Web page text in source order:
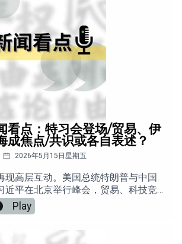
看点：特习会登场/贸易、伊
成焦点/共识或各自表述？
2026年5月15日星期五
现高层互动。美国总统特朗普与中国
近平在北京举行峰会，贸易、科技竞
题成为会谈焦点。习近平在强调双方
非对抗”的同时，也警告台湾议题若处理
导致严重冲突。外界普遍认为，这场
稳定关系的信号，但围绕关税、芯
Play